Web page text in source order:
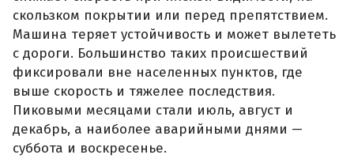
скользком покрытии или перед препятствием.
Машина теряет устойчивость и может вылететь
с дороги. Большинство таких происшествий
фиксировали вне населенных пунктов, где
выше скорость и тяжелее последствия.
Пиковыми месяцами стали июль, август и
декабрь, а наиболее аварийными днями —
суббота и воскресенье.